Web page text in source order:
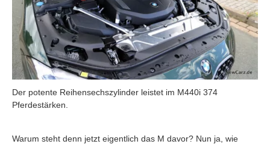
Der potente Reihensechszylinder leistet im M440i 374
Pferdestärken.
Warum steht denn jetzt eigentlich das M davor? Nun ja, wie